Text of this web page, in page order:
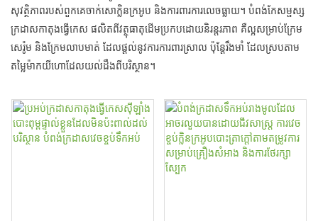
សុវត្ថិភាពរបស់ពួកគេចាក់សោក្លិនក្រអូប និងការពារការលេចធ្លាយ។ បំពង់កែសម្ផស្ស
ក្រដាសកាតុងធ្វើកេស ផលិតពីវត្ថុធាតុដើមប្រកបដោយនិរន្តរភាព គឺល្អសម្រាប់ក្រែម
សេរ៉ូម និងក្រែមលាបមាត់ ដែលផ្តល់នូវការការពារស្រាល ប៉ុន្តែរឹងមាំ ដែលស្របតាម
តម្លៃម៉ាកយីហោដែលយល់ដឹងពីបរិស្ថាន។